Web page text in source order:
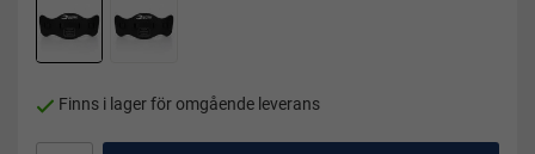
Finns i lager för omgående leverans